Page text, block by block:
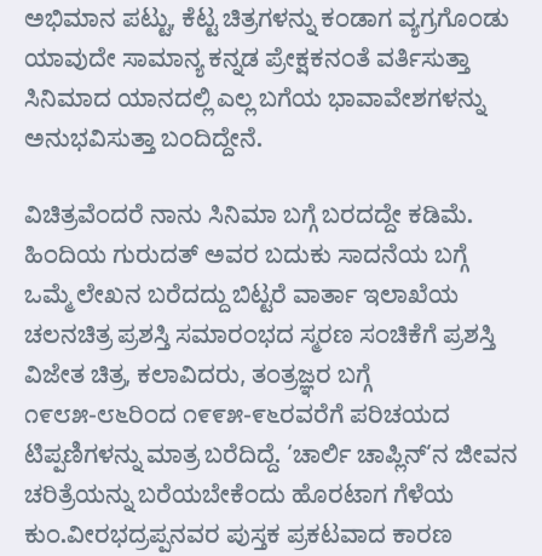
ಅಭಿಮಾನ ಪಟ್ಟು, ಕೆಟ್ಟ ಚಿತ್ರಗಳನ್ನು ಕಂಡಾಗ ವ್ಯಗ್ರಗೊಂಡು
ಯಾವುದೇ ಸಾಮಾನ್ಯ ಕನ್ನಡ ಪ್ರೇಕ್ಷಕನಂತೆ ವರ್ತಿಸುತ್ತಾ
ಸಿನಿಮಾದ ಯಾನದಲ್ಲಿ ಎಲ್ಲ ಬಗೆಯ ಭಾವಾವೇಶಗಳನ್ನು
ಅನುಭವಿಸುತ್ತಾ ಬಂದಿದ್ದೇನೆ.
ವಿಚಿತ್ರವೆಂದರೆ ನಾನು ಸಿನಿಮಾ ಬಗ್ಗೆ ಬರದದ್ದೇ ಕಡಿಮೆ.
ಹಿಂದಿಯ ಗುರುದತ್ ಅವರ ಬದುಕು ಸಾದನೆಯ ಬಗ್ಗೆ
ಒಮ್ಮೆ ಲೇಖನ ಬರೆದದ್ದು ಬಿಟ್ಟರೆ ವಾರ್ತಾ ಇಲಾಖೆಯ
ಚಲನಚಿತ್ರ ಪ್ರಶಸ್ತಿ ಸಮಾರಂಭದ ಸ್ಮರಣ ಸಂಚಿಕೆಗೆ ಪ್ರಶಸ್ತಿ
ವಿಜೇತ ಚಿತ್ರ, ಕಲಾವಿದರು, ತಂತ್ರಜ್ಞರ ಬಗ್ಗೆ
೧೯೮೫-೮೬ರಿಂದ ೧೯೯೫-೯೬ರವರೆಗೆ ಪರಿಚಯದ
ಟಿಪ್ಪಣಿಗಳನ್ನು ಮಾತ್ರ ಬರೆದಿದ್ದೆ. ‘ಚಾರ್ಲಿ ಚಾಪ್ಲಿನ್’ನ ಜೀವನ
ಚರಿತ್ರೆಯನ್ನು ಬರೆಯಬೇಕೆಂದು ಹೊರಟಾಗ ಗೆಳೆಯ
ಕುಂ.ವೀರಭದ್ರಪ್ಪನವರ ಪುಸ್ತಕ ಪ್ರಕಟವಾದ ಕಾರಣ